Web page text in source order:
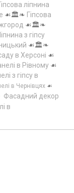
ліпнина
☙🏛️❧ Гіпсова
☙🏛️❧
з гіпсу
☙🏛️❧
в Херсоні ☙
в Рівному ☙
з гіпсу в
в Чернівцях ☙
Фасадний декор
в